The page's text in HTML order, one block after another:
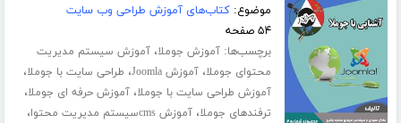
موضوع:کتاب‌های آموزش طراحی وب سایت
۵۴ صفحه
برچسب‌ها:آموزش جوملا،آموزش سیستم مدیریت
محتوای جوملا،آموزش Joomla ، طراحی سایت با جوملا،
آموزش طراحی سایت با جوملا،آموزش حرفه ای جوملا،
ترفندهای جوملا،آموزش cmsسیستم مدیریت محتوا ،